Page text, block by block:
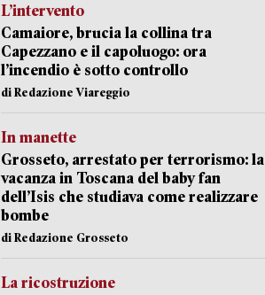
L’intervento
Camaiore, brucia la collina tra
Capezzano e il capoluogo: ora
l’incendio è sotto controllo
di Redazione Viareggio
In manette
Grosseto, arrestato per terrorismo: la
vacanza in Toscana del baby fan
dell’Isis che studiava come realizzare
bombe
di Redazione Grosseto
La ricostruzione